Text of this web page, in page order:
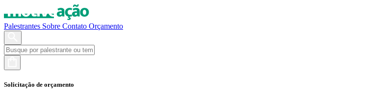
Palestrantes Sobre Contato Orçamento
Solicitação de orçamento